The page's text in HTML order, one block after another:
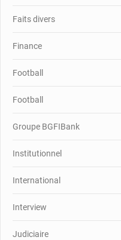
Faits divers
Finance
Football
Football
Groupe BGFIBank
Institutionnel
International
Interview
Judiciaire